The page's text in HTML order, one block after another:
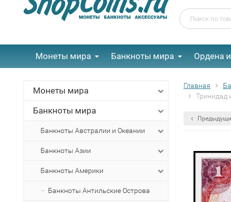
Монеты мира Банкноты мира Ордена
Монеты мира
Банкноты мира
Банкноты Австралии и Океании
Банкноты Азии
Банкноты Америки
Банкноты Антильские Острова
Главная
Тринидад